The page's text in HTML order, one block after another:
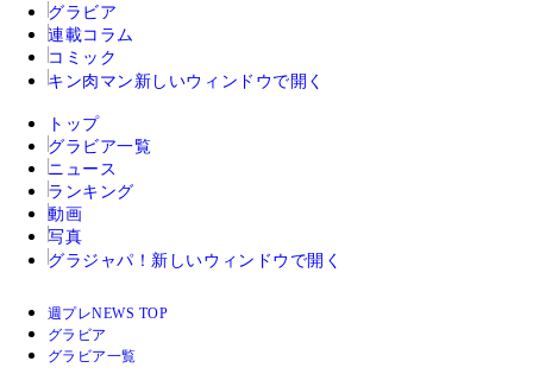
グラビア
連載コラム
コミック
キン肉マン 新しいウィンドウで開く
トップ
グラビア一覧
ニュース
ランキング
動画
写真
グラジャパ！ 新しいウィンドウで開く
週プレNEWS TOP
グラビア
グラビア一覧